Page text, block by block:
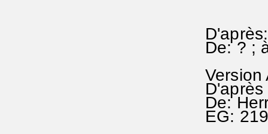
De: ? ;
Version
De:
EG: